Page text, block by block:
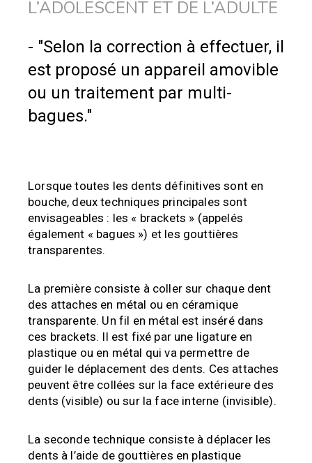
L’ADOLESCENT ET DE L’ADULTE
- "Selon la correction à effectuer, il
est proposé un appareil amovible
ou un traitement par multi-
bagues."
Lorsque toutes les dents définitives sont en
bouche, deux techniques principales sont
envisageables : les « brackets » (appelés
également « bagues ») et les gouttières
transparentes.
La première consiste à coller sur chaque dent
des attaches en métal ou en céramique
transparente. Un fil en métal est inséré dans
ces brackets. Il est fixé par une ligature en
plastique ou en métal qui va permettre de
guider le déplacement des dents. Ces attaches
peuvent être collées sur la face extérieure des
dents (visible) ou sur la face interne (invisible).
La seconde technique consiste à déplacer les
dents à l’aide de gouttières en plastique